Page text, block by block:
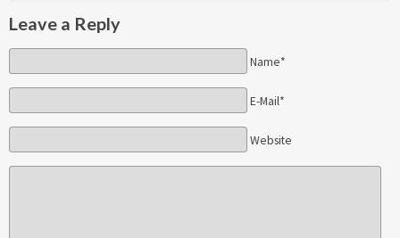
Leave a Reply
Name*
E-Mail*
Website